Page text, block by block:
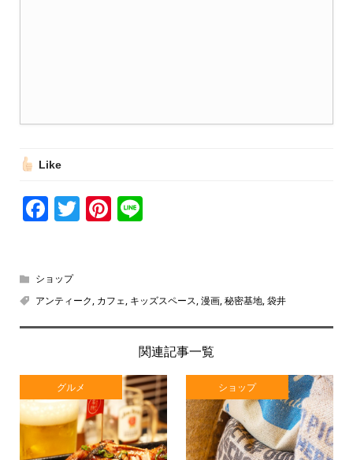
Like
Facebook
TwitterPinterest
Line
ショップ
アンティーク, カフェ, キッズスペース,漫画,秘密基地,袋井
関連記事一覧
グルメ ショップ